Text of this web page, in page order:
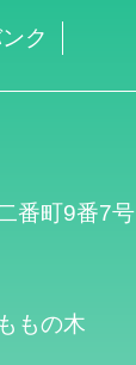
番町9番7号
もの木
ク